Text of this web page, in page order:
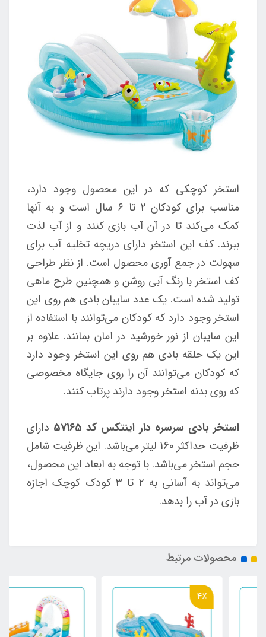
استخر کوچکی که در این محصول وجود دارد،
مناسب برای کودکان 2 تا 6 سال است و به آنها
کمک می‌کند تا در آن آب بازی کنند و از آب لذت
ببرند. کف این استخر دارای دریچه تخلیه آب برای
سهولت در جمع آوری محصول است. از نظر طراحی
کف استخر با رنگ آبی روشن و همچنین طرح ماهی
تولید شده است. یک عدد سایبان بادی هم روی این
استخر وجود دارد که کودکان می‌توانند با استفاده از
این سایبان از نور خورشید در امان بمانند. علاوه بر
این یک حلقه بادی هم روی این استخر وجود دارد
که کودکان می‌توانند آن را روی جایگاه مخصوصی
که روی بدنه استخر وجود دارند پرتاب کنند.
استخر بادی سرسره دار اینتکس کد 57165
دارای
ظرفیت حداکثر 160 لیتر می‌باشد. این ظرفیت شامل
حجم استخر می‌باشد. با توجه به ابعاد این محصول،
می‌تواند به آسانی به 2 تا 3 کودک کوچک اجازه
بازی در آب را بدهد.
محصولات مرتبط